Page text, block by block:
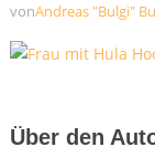
vonAndreas "Bulgi"
Über den